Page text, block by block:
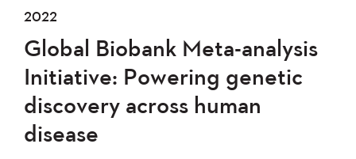
Tout
2023
2022
2021
2020
2019
2018
2017
2016
2015
2014
2013
2012
2011
Plus récent au plus ancien
Plus ancien au plus récent
2022
Global Biobank Meta-analysis
Initiative: Powering genetic
discovery across human
disease